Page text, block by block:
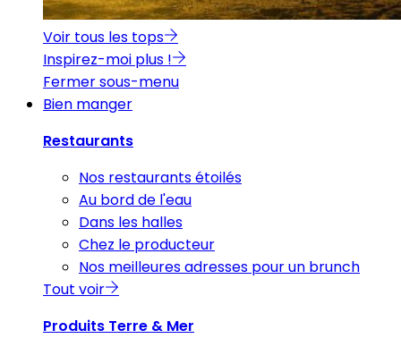
Voir tous les tops
Inspirez-moi plus !
Fermer sous-menu
Bien manger
Restaurants
Nos restaurants étoilés
Au bord de l'eau
Dans les halles
Chez le producteur
Nos meilleures adresses pour un brunch
Tout voir
Produits Terre & Mer